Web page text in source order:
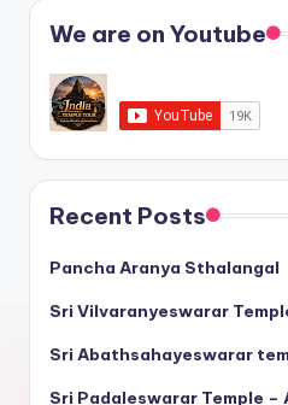
We are on Youtube
Recent Posts
Pancha Aranya Sthalangal
Sri Vilvaranyeswarar
Sri Abathsahayeswarar
Sri Padaleswarar Temple –